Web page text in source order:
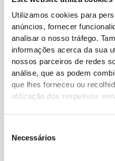
Utilizamos cookies para
anúncios, fornecer
analisar o nosso tráfego.
informações acerca da sua
nossos parceiros de redes
análise, que as podem
que lhes forneceu ou
utilização dos respetivos
Necessários
casual.